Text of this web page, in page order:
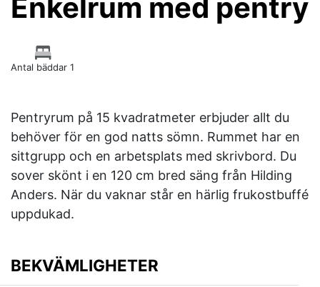
Enkelrum med pentry
Antal bäddar 1
Pentryrum på 15 kvadratmeter erbjuder allt du
behöver för en god natts sömn. Rummet har en
sittgrupp och en arbetsplats med skrivbord. Du
sover skönt i en 120 cm bred säng från Hilding
Anders. När du vaknar står en härlig frukostbuffé
uppdukad.
BEKVÄMLIGHETER